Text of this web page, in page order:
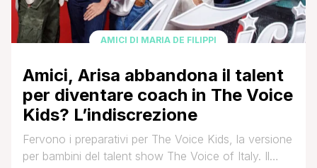
AMICI DI MARIA DE FILIPPI
Amici, Arisa abbandona il talent
per diventare coach in The Voice
Kids? L’indiscrezione
Fervono i preparativi per The Voice Kids, la versione
per bambini del talent show The Voice of Italy. Il